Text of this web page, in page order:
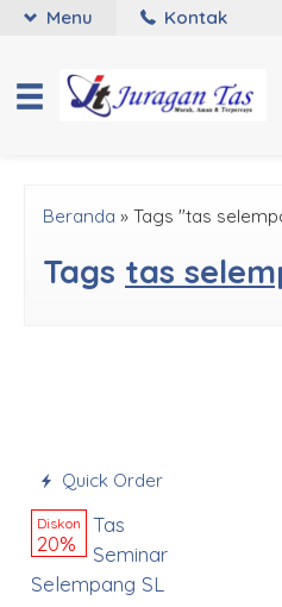
Menu Kontak
Beranda » Tags "tas
Tags tas
Quick Order
Diskon
20%
Tas
Seminar
Selempang SL